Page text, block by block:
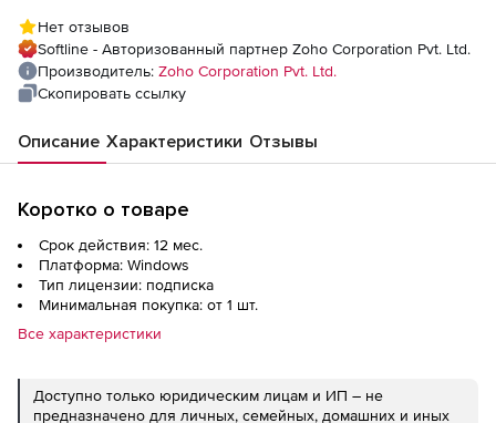
25 Administrators
Нет отзывов
Softline - Авторизованный партнер Zoho Corporation Pvt. Ltd.
Производитель: Zoho Corporation Pvt. Ltd.
Скопировать ссылку
Описание Характеристики Отзывы
Коротко о товаре
Срок действия: 12 мес.
Платформа: Windows
Тип лицензии: подписка
Минимальная покупка: от 1 шт.
Все характеристики
Доступно только юридическим лицам и ИП – не
предназначено для личных, семейных, домашних и иных